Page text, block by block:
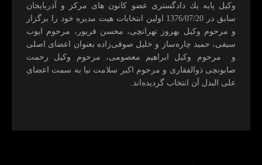
وكيل پايه يك دادگستری عضو كانون های مركز و آذربايجان
سابق در 1376/07/20 اولين انتخابات هيت مديره خود را برگزار
و مرحوم وکیل بهروز تهرانچی، محسن فريور، مرحوم ايوب
سيفی، حميد چاره‌ساز و خليل صوفی‌زاده بعنوان اعضای اصلی
و مرحوم وکیل ابراهيم معصومی، مرحوم وکیل رحمت
صابونچی ذوالفقاری و مرحوم اكبر سلامت نيا به سمت اعضای
علی البدل آن انتخاب گرديده‌اند.